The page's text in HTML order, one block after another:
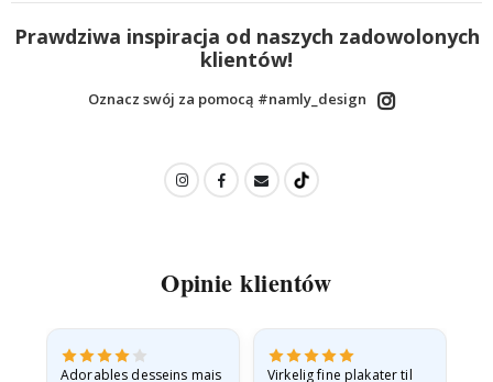
Prawdziwa inspiracja od naszych zadowolonych
klientów!
Oznacz swój za pomocą #namly_design
Opinie klientów
Adorables desseins mais
Virkelig fine plakater til